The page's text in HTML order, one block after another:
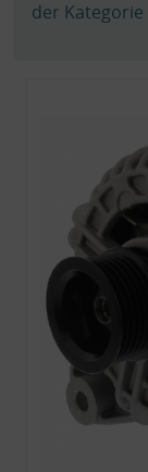
der Kategorie